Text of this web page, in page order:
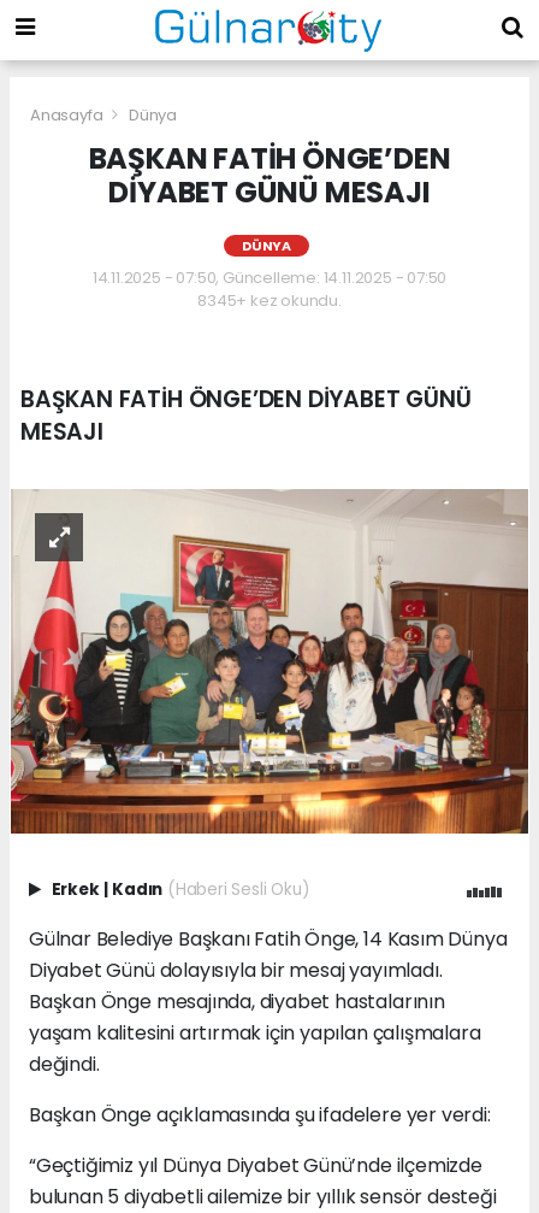
Anasayfa Dünya
BAŞKAN FATİH ÖNGE’DEN
DİYABET GÜNÜ MESAJI
DÜNYA
14.11.2025 - 07:50, Güncelleme: 14.11.2025 - 07:50
8345+ kez okundu.
BAŞKAN FATİH ÖNGE’DEN DİYABET GÜNÜ
MESAJI
Erkek Kadın (Haberi Sesli Oku)
Gülnar Belediye Başkanı Fatih Önge, 14 Kasım Dünya
Diyabet Günü dolayısıyla bir mesaj yayımladı.
Başkan Önge mesajında, diyabet hastalarının
yaşam kalitesini artırmak için yapılan çalışmalara
değindi.
Başkan Önge açıklamasında şu ifadelere yer verdi:
“Geçtiğimiz yıl Dünya Diyabet Günü’nde ilçemizde
bulunan 5 diyabetli ailemize bir yıllık sensör desteği